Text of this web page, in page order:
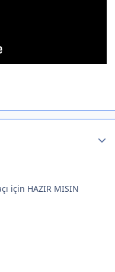
için HAZIR MISIN